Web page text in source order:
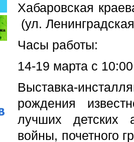
Хабаровская
(ул.
Часы работы:
14-19 марта с
Выставка-
рождения
лучших детских
войны, почетного